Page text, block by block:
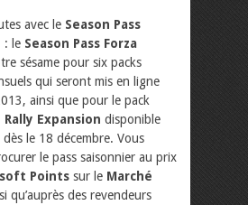
avec le Season Pass
: le Season Pass Forza
sésame pour six packs
qui seront mis en ligne
ainsi que pour le pack
Expansion disponible
dès le 18 décembre. Vous
le pass saisonnier au prix
Points sur le Marché
qu’auprès des revendeurs